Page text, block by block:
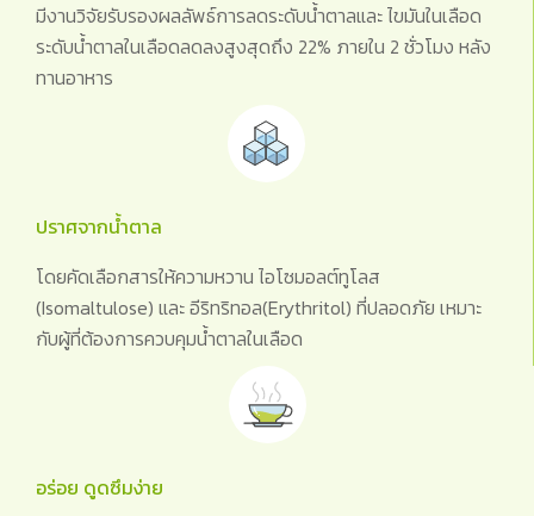
มีงานวิจัยรับรองผลลัพธ์การลดระดับน้ำตาลและ ไขมันในเลือด
ระดับน้ำตาลในเลือดลดลงสูงสุดถึง 22% ภายใน 2 ชั่วโมง หลัง
ทานอาหาร
ปราศจากน้ำตาล
โดยคัดเลือกสารให้ความหวาน ไอโซมอลต์ทูโลส
(Isomaltulose) และ อีริทริทอล(Erythritol) ที่ปลอดภัย เหมาะ
กับผู้ที่ต้องการควบคุมน้ำตาลในเลือด
อร่อย ดูดซึมง่าย